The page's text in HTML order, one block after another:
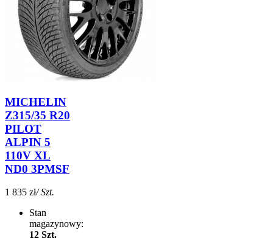
MICHELIN
Z315/35 R20
PILOT
ALPIN 5
110V XL
ND0 3PMSF
1 835 zł/ Szt.
Stan
magazynowy:
12 Szt.